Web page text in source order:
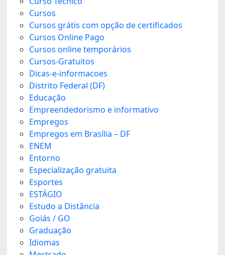
Cursos
Cursos grátis com opção de certificados
Cursos Online Pago
Cursos online temporários
Cursos-Gratuitos
Dicas-e-informacoes
Distrito Federal (DF)
Educação
Empreendedorismo e informativo
Empregos
Empregos em Brasília – DF
ENEM
Entorno
Especialização gratuita
Esportes
ESTÁGIO
Estudo a Distância
Goiás / GO
Graduação
Idiomas